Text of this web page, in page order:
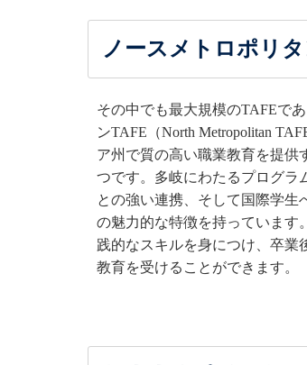
ノースメトロポリ
その中でも最大規模のTAFEで
ンTAFE（North Metropolitan
ア州で質の高い職業教育を提供
つです。多岐にわたるプログラ
との強い連携、そして国際学生
の魅力的な特徴を持っています
践的なスキルを身につけ、卒業
教育を受けることができます。